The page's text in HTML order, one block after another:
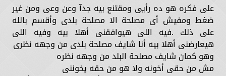
على فكره هو ده رأيى ومقتنع بيه جدآ وعن وعى ومن غير
ضغط ومفيش أى مصلحة الا مصلحة بلدى وأقسم بالله
على ذلك .فيه اللى هيوافقنى أهلا بيه وفيه اللى
هيعارضنى أهلا بيه أنا شايف مصلحة بلدى من وجهه نظرى
وهو كمان شايف مصلحة البلد من وجهه نظره
مش من حقى أخونه ولا هو من حقه يخوننى